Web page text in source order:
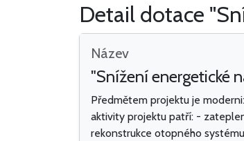
Detail dotace
Název
"Snížení energetické
Předmětem projektu je
aktivity projektu patří: -
rekonstrukce otopného